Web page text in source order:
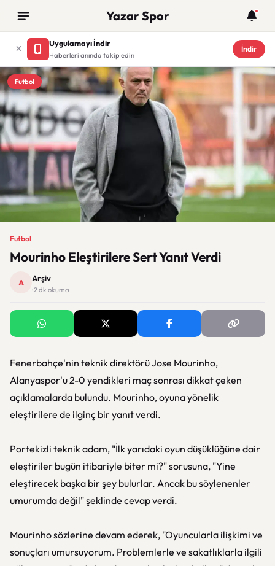
Yazar Spor
Uygulamayı İndir
Haberleri anında takip edin
İndir
Futbol
Futbol
Mourinho Eleştirilere Sert Yanıt Verdi
A Arşiv
· 2 dk okuma
Fenerbahçe'nin teknik direktörü Jose Mourinho,
Alanyaspor'u 2-0 yendikleri maç sonrası dikkat çeken
açıklamalarda bulundu. Mourinho, oyuna yönelik
eleştirilere de ilginç bir yanıt verdi.
Portekizli teknik adam, "İlk yarıdaki oyun düşüklüğüne dair
eleştiriler bugün itibariyle biter mi?" sorusuna, "Yine
eleştirecek başka bir şey bulurlar. Ancak bu söylenenler
umurumda değil" şeklinde cevap verdi.
Mourinho sözlerine devam ederek, "Oyuncularla ilişkimi ve
sonuçları umursuyorum. Problemlerle ve sakatlıklarla ilgili